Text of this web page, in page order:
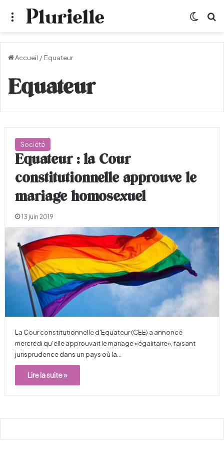
Menu
Accueil / Equateur
Equateur
Société
Equateur : la Cour
constitutionnelle approuve le
mariage homosexuel
13 juin 2019
La Cour constitutionnelle d'Equateur (CEE) a annoncé
mercredi qu'elle approuvait le mariage «égalitaire», faisant
jurisprudence dans un pays où la…
Lire la suite »